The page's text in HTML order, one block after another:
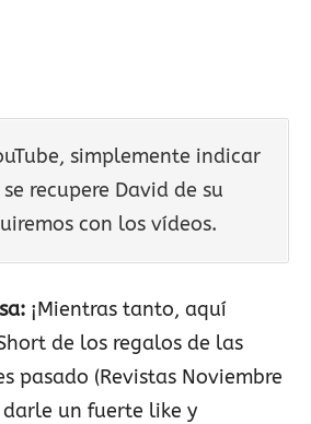
simplemente indicar
recupere David de su
con los vídeos.
¡Mientras tanto, aquí
de los regalos de las
pasado (Revistas Noviembre
darle un fuerte like y